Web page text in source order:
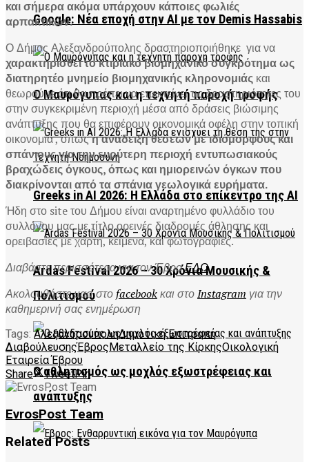
Google: Νέα εποχή στην AI με τον Demis Hassabis
Ο Μαυρόγυπας και η τεχνητή παροχή τροφής
Greeks in AI 2026: Η Ελλάδα στο επίκεντρο της AI
Ardas Festival 2026 – 30 Χρόνια Μουσικής &
Πολιτισμού
Ο αθλητισμός ως μοχλός εξωστρέφειας και
ανάπτυξης
και σήμερα ακόμα υπάρχουν κάποιες φωλιές
αρπακτικών.
Ο Δήμος Αλεξανδρούπολης δραστηριοποιήθηκε για να
χαρακτηρισθεί το κτιριακό βιομηχανικό συγκρότημα ως
διατηρητέο μνημείο βιομηχανικής κληρονομιάς και
θεωρούμε ότι θα πρέπει να επεκτείνει τις δραστηριότητες του
στην συγκεκριμένη περιοχή μέσα από δράσεις βιώσιμης
ανάπτυξης που θα επιφέρουν οικονομικά οφέλη στην τοπική
οικονομία , όπωςη ανάδειξη θέσεων με ιδιόμορφους και
σπάνιους για την ευρύτερη περιοχή εντυπωσιακούς
βραχώδεις όγκους, όπως και ημιορεινών όγκων που
διακρίνονται από τα σπάνια γεωλογικά ευρήματα.
Ήδη στο site του Δήμου είναι αναρτημένο φυλλάδιο του
συλλόγου μας με τίτλο ορεινές διαδρομές άθλησης και
ορειβασίες με χάρτη, κείμενα, και φωτογραφίες.
Διαβάστε περισσότερα για τον ΈβροΕΔΩ
Ακολουθήστε μασ στο facebookκαι στοInstagram για την
καθημερινή σας ενημέρωση
Tags: ΑλεξανδρούποληΔημοτική Επιτροπή
ΔιαβούλευσηςΈβροςΜεταλλείο της ΚίρκηςΟικολογική
Εταιρεία Έβρου
Share
TweetPin
EvrosPost Team
RelatedPosts